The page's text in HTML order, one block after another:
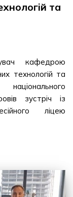
та
кафедрою
технологій та
зустріч із
ліцею